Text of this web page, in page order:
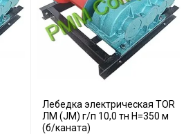
Лебедка электрическая TOR
ЛМ (JM) г/п 10,0 тн Н=350 м
(б/каната)